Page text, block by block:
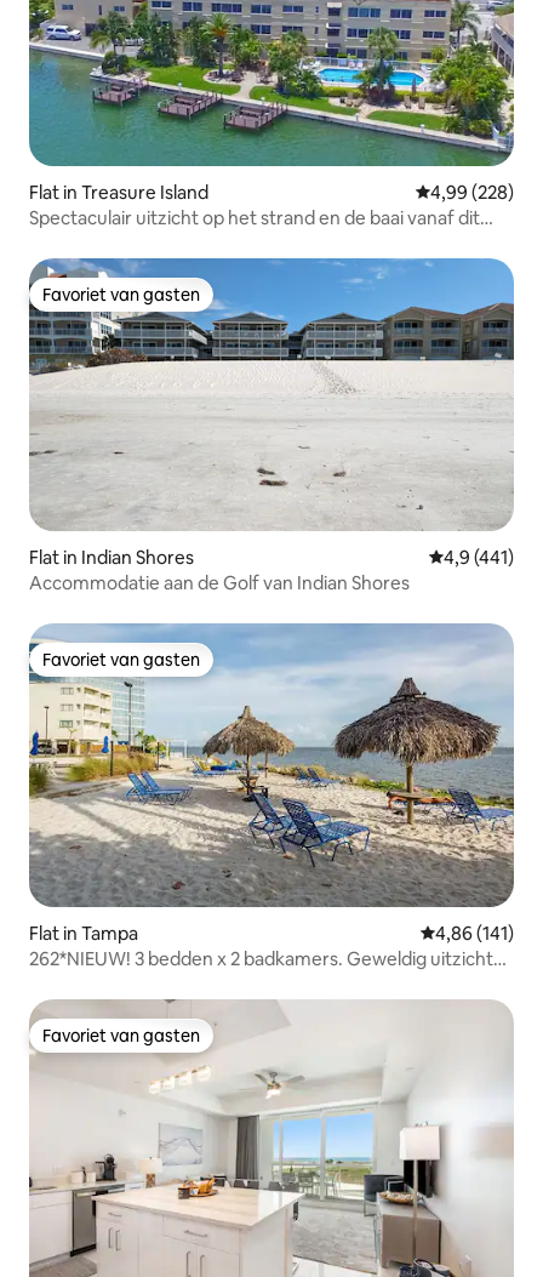
Flat in Treasure Island Gemiddelde
4,99 (228)
Spectaculair uitzicht op het strand en de baai vanaf dit
Favoriet van gasten
Favoriet van gasten
Flat in Indian Shores Gemiddelde
4,9 (441)
Accommodatie aan de Golf van Indian Shores
Favoriet van gasten
Favoriet van gasten
Flat in Tampa Gemiddelde
4,86 (141)
262*NIEUW! 3 bedden x 2 badkamers. Geweldig uitzicht
Favoriet van gasten
Favoriet van gasten